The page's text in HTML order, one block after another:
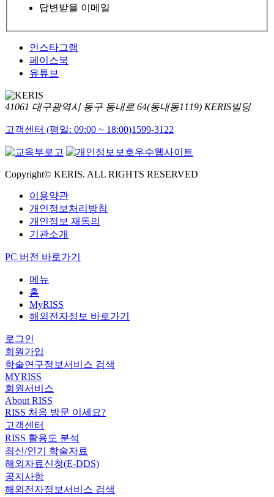
답변받을 이메일
인스타그램
페이스북
유튜브
41061 대구광역시 동구 동내로 64(동내동1119) KERIS빌딩
고객센터 (평일: 09:00 ~ 18:00)1599-3122
Copyright© KERIS. ALL RIGHTS RESERVED
이용약관
개인정보처리방침
개인정보 재동의
기관소개
PC 버전 바로가기
메뉴
홈
MyRISS
해외전자정보 바로가기
로그인
회원가입
학술연구정보서비스 검색
MYRISS
회원서비스
About RISS
RISS 처음 방문 이세요?
고객센터
RISS 활용도 분석
최신/인기 학술자료
해외자료신청(E-DDS)
공지사항
해외전자정보서비스 검색